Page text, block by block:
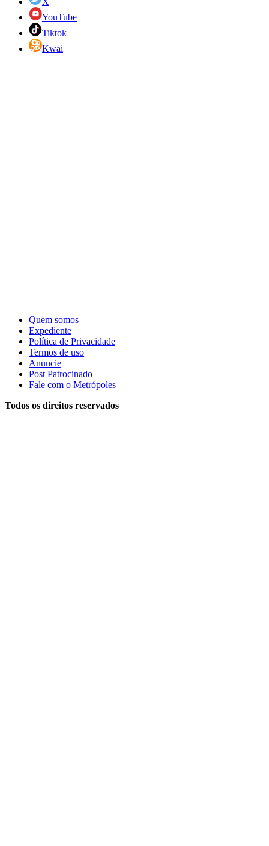
YouTube
Tiktok
Kwai
Quem somos
Expediente
Política de Privacidade
Termos de uso
Anuncie
Post Patrocinado
Fale com o Metrópoles
Todos os direitos reservados